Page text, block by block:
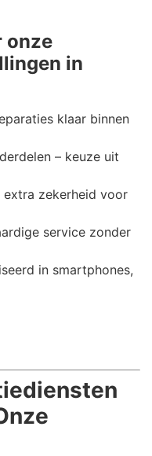
onze
in
klaar binnen
– keuze uit
zekerheid voor
service zonder
in smartphones,